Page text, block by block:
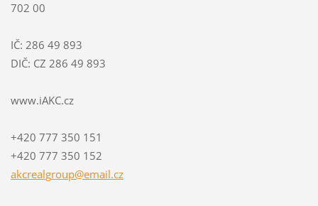
702 00
IČ: 286 49 893
DIČ: CZ 286 49 893
www.iAKC.cz
+420 777 350 151
+420 777 350 152
akcrealgroup@email.cz